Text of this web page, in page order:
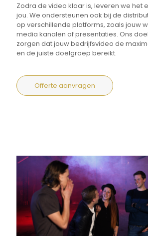
Zodra de video klaar is, leveren we het
jou. We ondersteunen ook bij de
op verschillende platforms, zoals jouw
media kanalen of presentaties. Ons
zorgen dat jouw bedrijfsvideo de
en de juiste doelgroep bereikt.
Offerte aanvragen